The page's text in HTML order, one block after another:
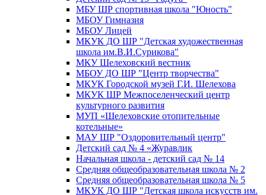
МБУ ШР спортивная школа "Юность"
МБОУ Гимназия
МБОУ Лицей
МКУК ДО ШР "Детская художественная
школа им.В.И.Сурикова"
МКУ Шелеховский вестник
МБОУ ДО ШР "Центр творчества"
МКУК Городской музей Г.И. Шелехова
МКУК ШР Межпоселенческий центр
культурного развития
МУП «Шелеховские отопительные
котельные»
МАУ ШР "Оздоровительный центр"
Детский сад № 4 «Журавлик
Начальная школа - детский сад № 14
Средняя общеобразовательная школа № 2
Средняя общеобразовательная школа № 5
МКУК ДО ШР "Детская школа искусств им.